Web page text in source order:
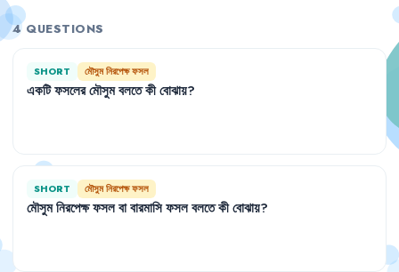
4 QUESTIONS
SHORT মৌসুম নিরপেক্ষ ফসল
একটিফসলেরমৌসুমবলতেকীবোঝায়?
SHORT মৌসুম নিরপেক্ষ ফসল
মৌসুমনিরপেক্ষফসলবাবারমাসিফসলবলতেকীবোঝায়?